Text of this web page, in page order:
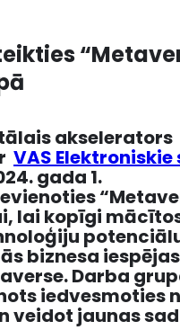
akselerators
VAS
gada 1.
lai kopīgi
biznesa
Darba
iedvesmoties
veidot jaunas